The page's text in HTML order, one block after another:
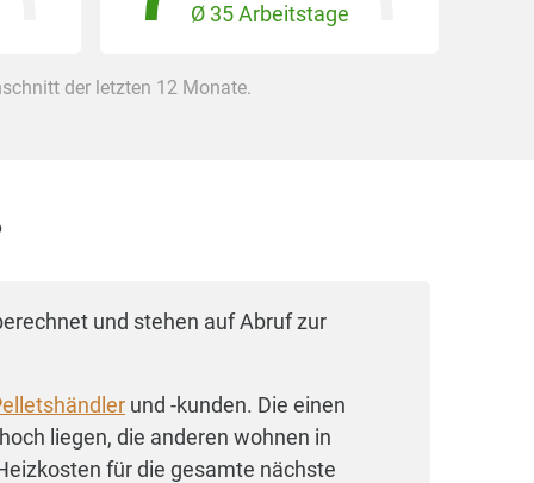
Ø 35 Arbeitstage
der letzten 12 Monate.
und stehen auf Abruf zur
und -kunden. Die einen
liegen, die anderen wohnen in
für die gesamte nächste